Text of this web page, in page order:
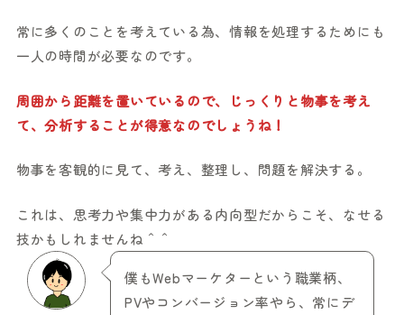
常に多くのことを考えている為、情報を処理するためにも
一人の時間が必要なのです。
周囲から距離を置いているので、じっくりと物事を考え
て、分析することが得意なのでしょうね！
物事を客観的に見て、考え、整理し、問題を解決する。
これは、思考力や集中力がある内向型だからこそ、なせる
技かもしれませんね＾＾
僕もWebマーケターという職業柄、
PVやコンバージョン率やら、常にデ